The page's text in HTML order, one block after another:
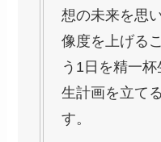
想の未来を思
像度を上げる
う1日を精一
生計画を立て
す。